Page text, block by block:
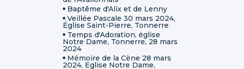
Baptême d'Alix et de Lenny
Veillée Pascale 30 mars 2024,
Église Saint-Pierre, Tonnerre
Temps d'Adoration, église
Notre Dame, Tonnerre, 28 mars
2024
Mémoire de la Cène 28 mars
2024, Eglise Notre Dame,